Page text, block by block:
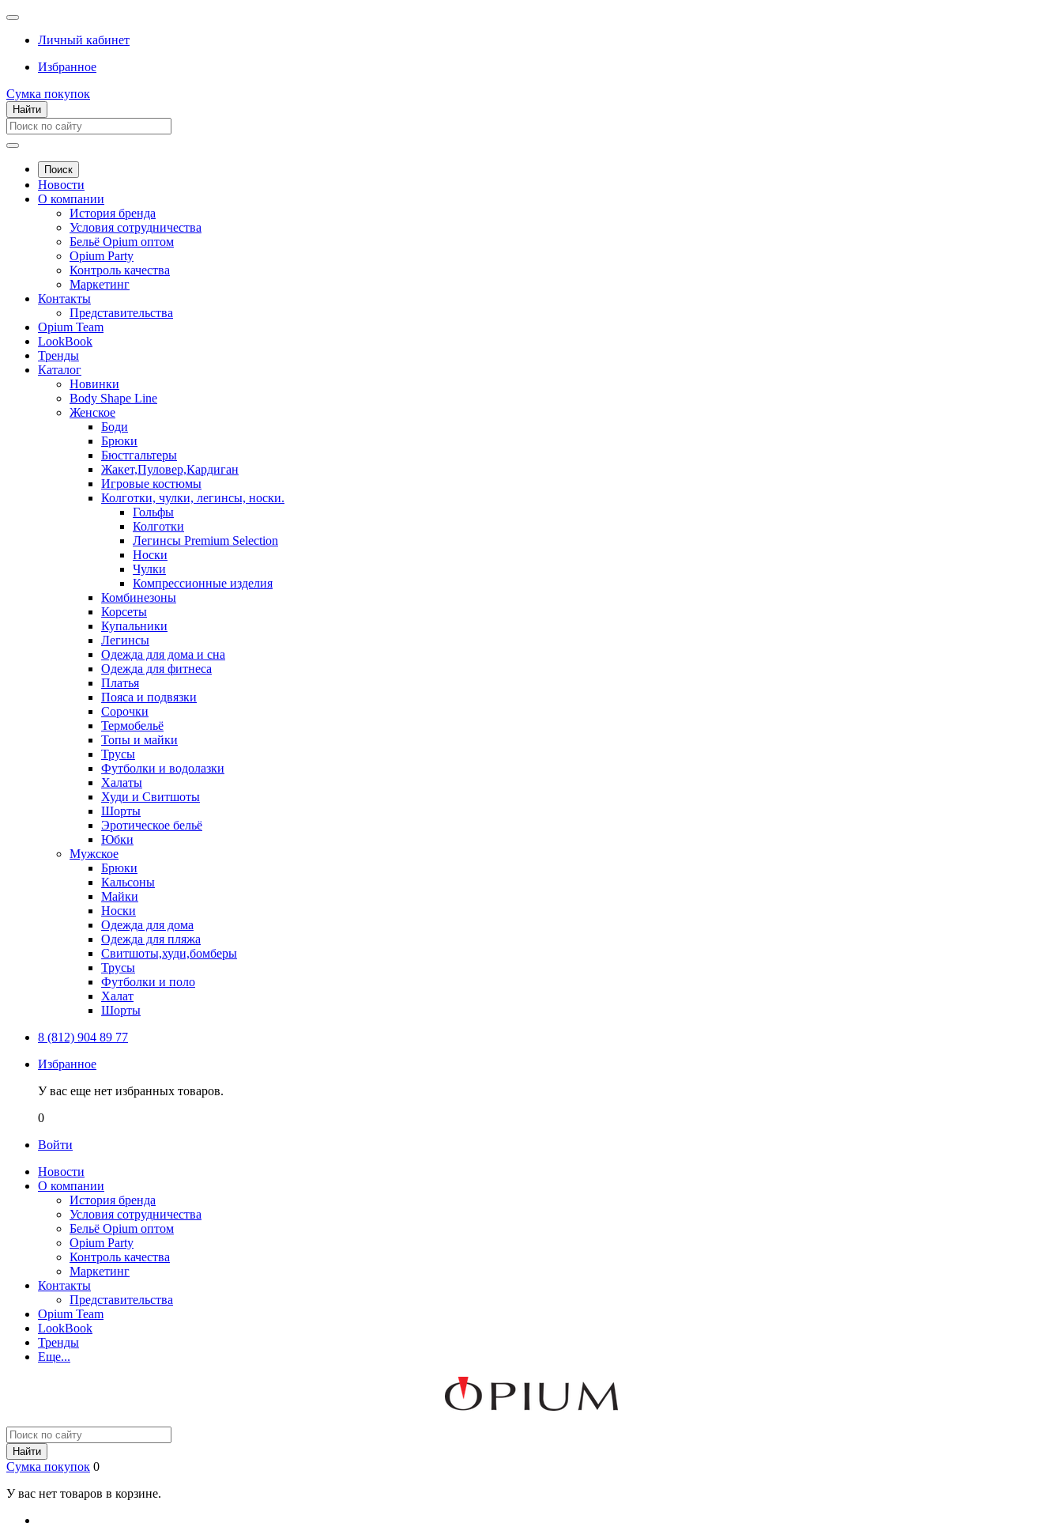
Личный кабинет
Избранное
Сумка покупок
Найти
Поиск
Новости
О компании
История бренда
Условия сотрудничества
Бельё Opium оптом
Opium Party
Контроль качества
Маркетинг
Контакты
Представительства
Opium Team
LookBook
Тренды
Каталог
Новинки
Body Shape Line
Женское
Боди
Брюки
Бюстгальтеры
Жакет,Пуловер,Кардиган
Игровые костюмы
Колготки, чулки, легинсы, носки.
Гольфы
Колготки
Легинсы Premium Selection
Носки
Чулки
Компрессионные изделия
Комбинезоны
Корсеты
Купальники
Легинсы
Одежда для дома и сна
Одежда для фитнеса
Платья
Пояса и подвязки
Сорочки
Термобельё
Топы и майки
Трусы
Футболки и водолазки
Халаты
Худи и Свитшоты
Шорты
Эротическое бельё
Юбки
Мужское
Брюки
Кальсоны
Майки
Носки
Одежда для дома
Одежда для пляжа
Свитшоты,худи,бомберы
Трусы
Футболки и поло
Халат
Шорты
8 (812) 904 89 77
Избранное
У вас еще нет избранных товаров.
0
Войти
Новости
О компании
История бренда
Условия сотрудничества
Бельё Opium оптом
Opium Party
Контроль качества
Маркетинг
Контакты
Представительства
Opium Team
LookBook
Тренды
Еще...
Найти
Сумка покупок 0
У вас нет товаров в корзине.